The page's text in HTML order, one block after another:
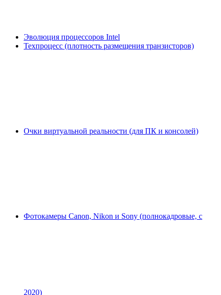
Эволюция процессоров Intel
Техпроцесс (плотность размещения транзисторов)
Очки виртуальной реальности (для ПК и консолей)
Фотокамеры Canon, Nikon и Sony (полнокадровые, с
2020)